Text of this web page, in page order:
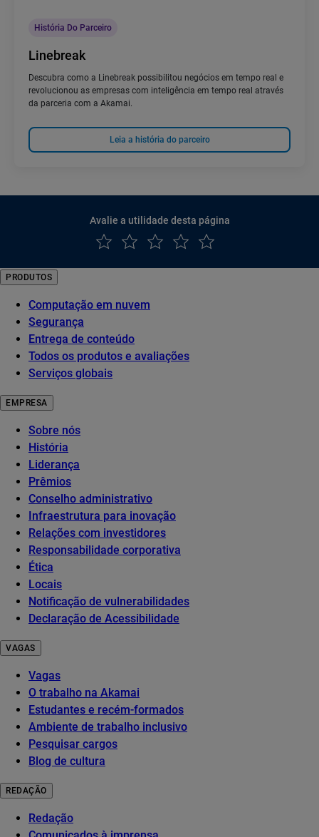
História Do Parceiro
Linebreak
Descubra como a Linebreak possibilitou negócios em tempo real e
revolucionou as empresas com inteligência em tempo real através
da parceria com a Akamai.
Leia a história do parceiro
Avalie a utilidade desta página
PRODUTOS
Computação em nuvem
Segurança
Entrega de conteúdo
Todos os produtos e avaliações
Serviços globais
EMPRESA
Sobre nós
História
Liderança
Prêmios
Conselho administrativo
Infraestrutura para inovação
Relações com investidores
Responsabilidade corporativa
Ética
Locais
Notificação de vulnerabilidades
Declaração de Acessibilidade
VAGAS
Vagas
O trabalho na Akamai
Estudantes e recém-formados
Ambiente de trabalho inclusivo
Pesquisar cargos
Blog de cultura
REDAÇÃO
Redação